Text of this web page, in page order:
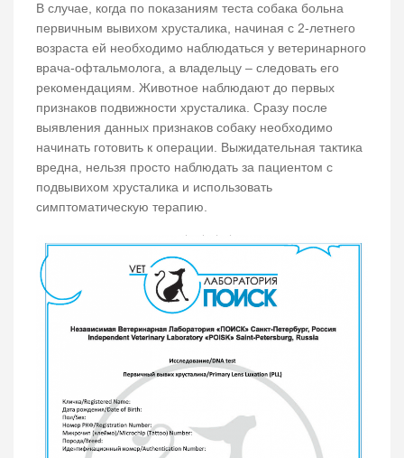
В случае, когда по показаниям теста собака больна
первичным вывихом хрусталика, начиная с 2-летнего
возраста ей необходимо наблюдаться у ветеринарного
врача-офтальмолога, а владельцу – следовать его
рекомендациям. Животное наблюдают до первых
признаков подвижности хрусталика. Сразу после
выявления данных признаков собаку необходимо
начинать готовить к операции. Выжидательная тактика
вредна, нельзя просто наблюдать за пациентом с
подвывихом хрусталика и использовать
симптоматическую терапию.